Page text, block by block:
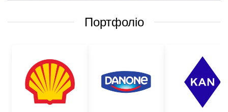
написати у вайбер або електронною поштою;
залишити запит на сайті і ми самі вам передзвонимо у
зручний для вас час;
поставити питання щодо товару.
Портфоліо